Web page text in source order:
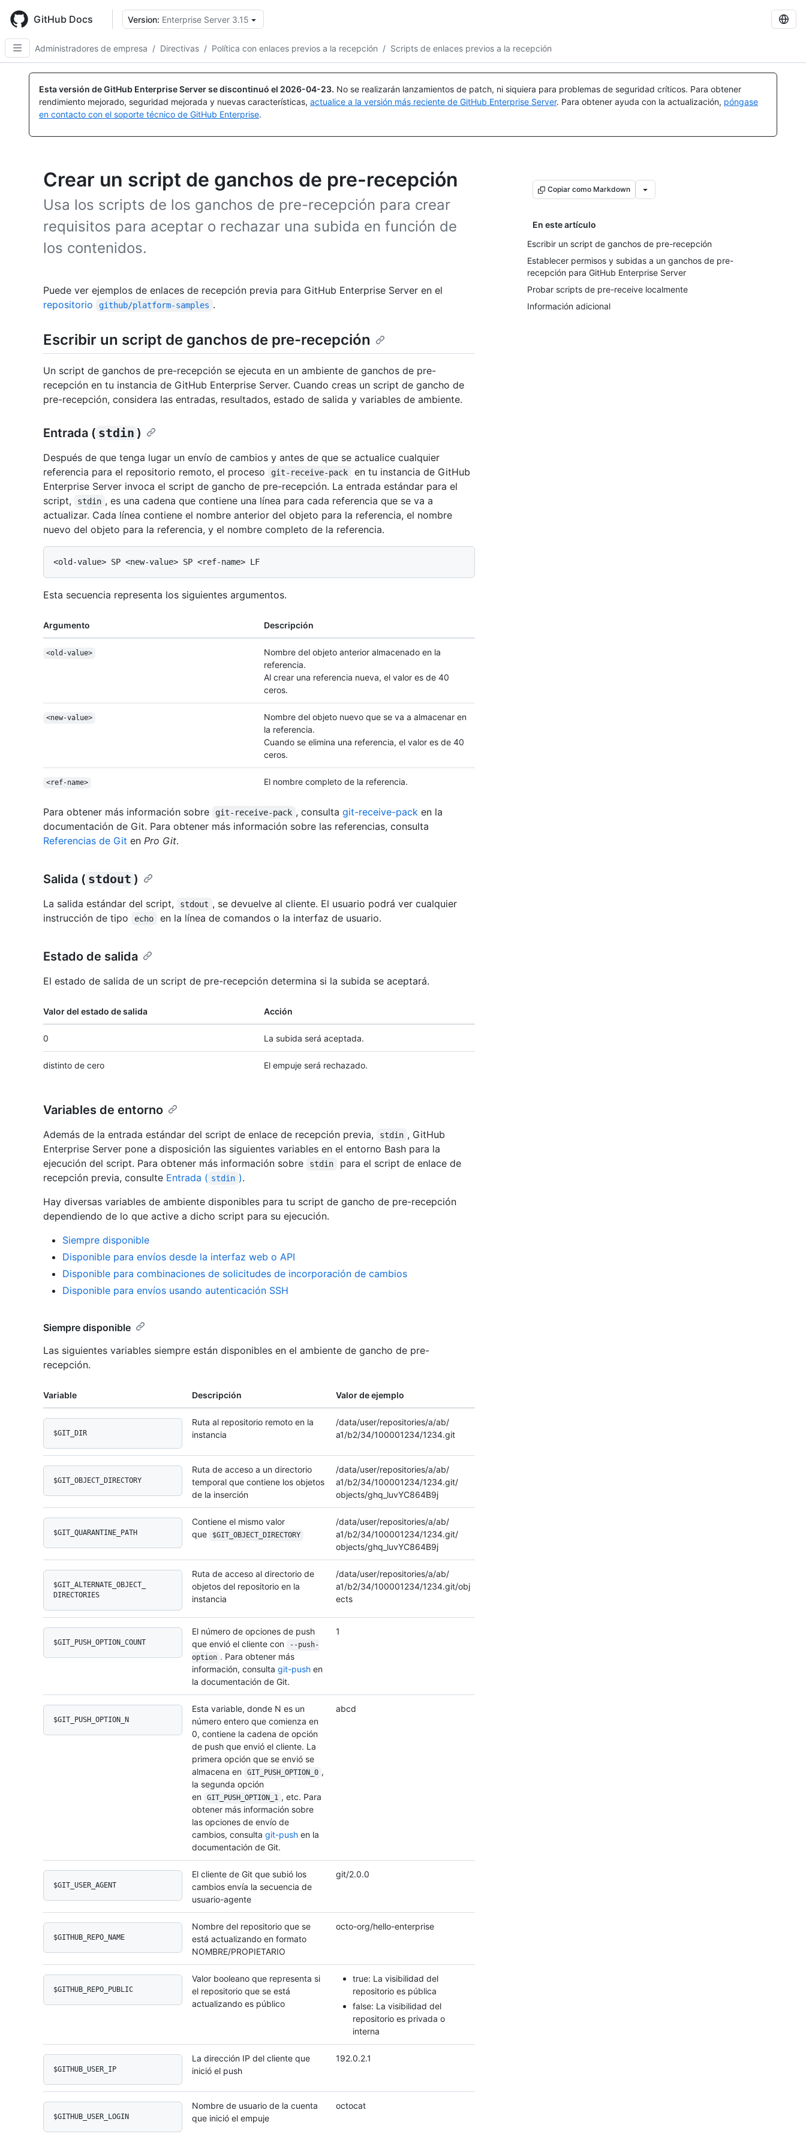
main
content
GitHub Docs Version: Enterprise Server 3.15
Administradores de empresa / Directivas / Política con enlaces previos a la recepción / Scripts de enlaces previos a la recepción
Esta versión de GitHub Enterprise Server se discontinuó el 2026-04-23. No se realizarán lanzamientos de patch, ni siquiera para problemas de seguridad críticos. Para obtener
rendimiento mejorado, seguridad mejorada y nuevas características, actualice a la versión más reciente de GitHub Enterprise Server. Para obtener ayuda con la actualización, póngase
en contacto con el soporte técnico de GitHub Enterprise.
Crear un script de ganchos de pre-recepción
Usa los scripts de los ganchos de pre-recepción para crear
requisitos para aceptar o rechazar una subida en función de
los contenidos.
Copiar como Markdown
En este artículo
Escribir un script de ganchos de pre-recepción
Establecer permisos y subidas a un ganchos de pre-
recepción para GitHub Enterprise Server
Probar scripts de pre-receive localmente
Información adicional
Puede ver ejemplos de enlaces de recepción previa para GitHub Enterprise Server en el
repositorio
github/platform-samples .
Escribir un script de ganchos de pre-recepción
Un script de ganchos de pre-recepción se ejecuta en un ambiente de ganchos de pre-
recepción en tu instancia de GitHub Enterprise Server. Cuando creas un script de gancho de
pre-recepción, considera las entradas, resultados, estado de salida y variables de ambiente.
Entrada ( stdin )
Después de que tenga lugar un envío de cambios y antes de que se actualice cualquier
referencia para el repositorio remoto, el proceso
git-receive-pack
en tu instancia de GitHub
Enterprise Server invoca el script de gancho de pre-recepción. La entrada estándar para el
script,
stdin , es una cadena que contiene una línea para cada referencia que se va a
actualizar. Cada línea contiene el nombre anterior del objeto para la referencia, el nombre
nuevo del objeto para la referencia, y el nombre completo de la referencia.
Esta secuencia representa los siguientes argumentos.
Argumento Descripción
<old-value>
Nombre del objeto anterior almacenado en la
referencia.
Al crear una referencia nueva, el valor es de 40
ceros.
<new-value>
Nombre del objeto nuevo que se va a almacenar en
la referencia.
Cuando se elimina una referencia, el valor es de 40
ceros.
<ref-name> El nombre completo de la referencia.
Para obtener más información sobre git-receive-pack , consulta git-receive-packen la
documentación de Git. Para obtener más información sobre las referencias, consulta
Referencias de Git en Pro Git.
Salida ( stdout )
La salida estándar del script, stdout , se devuelve al cliente. El usuario podrá ver cualquier
instrucción de tipo
echo en la línea de comandos o la interfaz de usuario.
Estado de salida
El estado de salida de un script de pre-recepción determina si la subida se aceptará.
Valor del estado de salida Acción
0 La subida será aceptada.
distinto de cero El empuje será rechazado.
Variables de entorno
Además de la entrada estándar del script de enlace de recepción previa, stdin , GitHub
Enterprise Server pone a disposición las siguientes variables en el entorno Bash para la
ejecución del script. Para obtener más información sobre
stdin
para el script de enlace de
recepción previa, consulte Entrada ( stdin ).
Hay diversas variables de ambiente disponibles para tu script de gancho de pre-recepción
dependiendo de lo que active a dicho script para su ejecución.
Siempre disponible
Disponible para envíos desde la interfaz web o API
Disponible para combinaciones de solicitudes de incorporación de cambios
Disponible para envíos usando autenticación SSH
Siempre disponible
Las siguientes variables siempre están disponibles en el ambiente de gancho de pre-
recepción.
Variable Descripción Valor de ejemplo
$GIT_DIR
Ruta al repositorio remoto en la
instancia
/data/user/repositories/a/ab/
a1/b2/34/100001234/1234.git
$GIT_OBJECT_DIRECTORY
Ruta de acceso a un directorio
temporal que contiene los objetos
de la inserción
/data/user/repositories/a/ab/
a1/b2/34/100001234/1234.git/
objects/ghq_luvYC864B9j
$GIT_QUARANTINE_PATH
Contiene el mismo valor
que
$GIT_OBJECT_DIRECTORY
/data/user/repositories/a/ab/
a1/b2/34/100001234/1234.git/
objects/ghq_luvYC864B9j
$GIT_ALTERNATE_OBJECT_
DIRECTORIES
Ruta de acceso al directorio de
objetos del repositorio en la
instancia
/data/user/repositories/a/ab/
a1/b2/34/100001234/1234.git/obj
ects
$GIT_PUSH_OPTION_COUNT
El número de opciones de push
que envió el cliente con
--push-
option . Para obtener más
información, consulta git-push en
la documentación de Git.
1
$GIT_PUSH_OPTION_N
Esta variable, donde N es un
número entero que comienza en
0, contiene la cadena de opción
de push que envió el cliente. La
primera opción que se envió se
almacena en
GIT_PUSH_OPTION_0 ,
la segunda opción
en
GIT_PUSH_OPTION_1 , etc. Para
obtener más información sobre
las opciones de envío de
cambios, consulta git-push en la
documentación de Git.
abcd
$GIT_USER_AGENT
El cliente de Git que subió los
cambios envía la secuencia de
usuario-agente
git/2.0.0
$GITHUB_REPO_NAME
Nombre del repositorio que se
está actualizando en formato
NOMBRE/PROPIETARIO
octo-org/hello-enterprise
$GITHUB_REPO_PUBLIC
Valor booleano que representa si
el repositorio que se está
actualizando es público
true: La visibilidad del
repositorio es pública
false: La visibilidad del
repositorio es privada o
interna
$GITHUB_USER_IP
La dirección IP del cliente que
inició el push
192.0.2.1
$GITHUB_USER_LOGIN
Nombre de usuario de la cuenta
que inició el empuje
octocat